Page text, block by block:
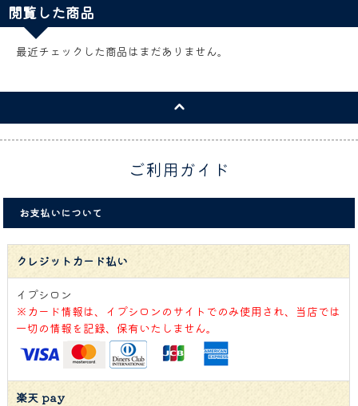
閲覧した商品
最近チェックした商品はまだありません。
ご利用ガイド
お支払いについて
クレジットカード払い
イプシロン
※カード情報は、イプシロンのサイトでのみ使用され、当店では
一切の情報を記録、保有いたしません。
楽天 pay